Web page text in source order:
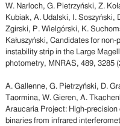
W. Narloch, G. Pietrzyński, Z.
Kubiak, A. Udalski, I. Soszyński,
Zgirski, P. Wielgórski, K.
Kałuszyński, Candidates for
instability strip in the Large
photometry, MNRAS, 489, 3285
A. Gallenne, G. Pietrzyński, D.
Taormina, W. Gieren, A.
Araucaria Project: High-
binaries from infrared